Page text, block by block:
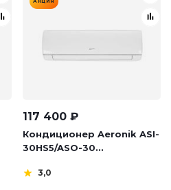
117 400 ₽
Кондиционер Aeronik ASI-
30HS5/ASO-30...
3,0